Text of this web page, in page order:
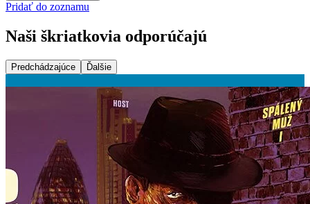
Pridať do zoznamu
Naši škriatkovia odporúčajú
Predchádzajúce Ďalšie